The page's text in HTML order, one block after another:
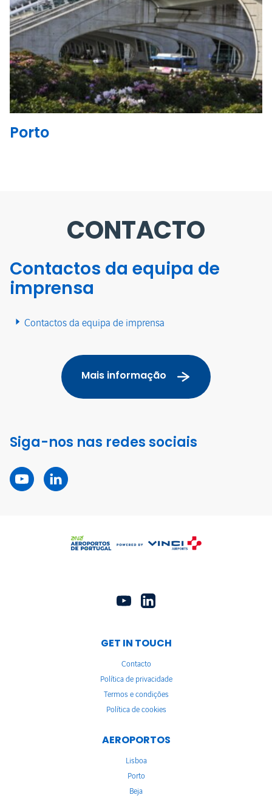
Ler mais
Porto
CONTACTO
Contactos da equipa de
imprensa
Contactos da equipa de imprensa
Mais informação
Siga-nos nas redes sociais
GET IN TOUCH
Contacto
Política de privacidade
Termos e condições
Política de cookies
AEROPORTOS
Lisboa
Porto
Beja